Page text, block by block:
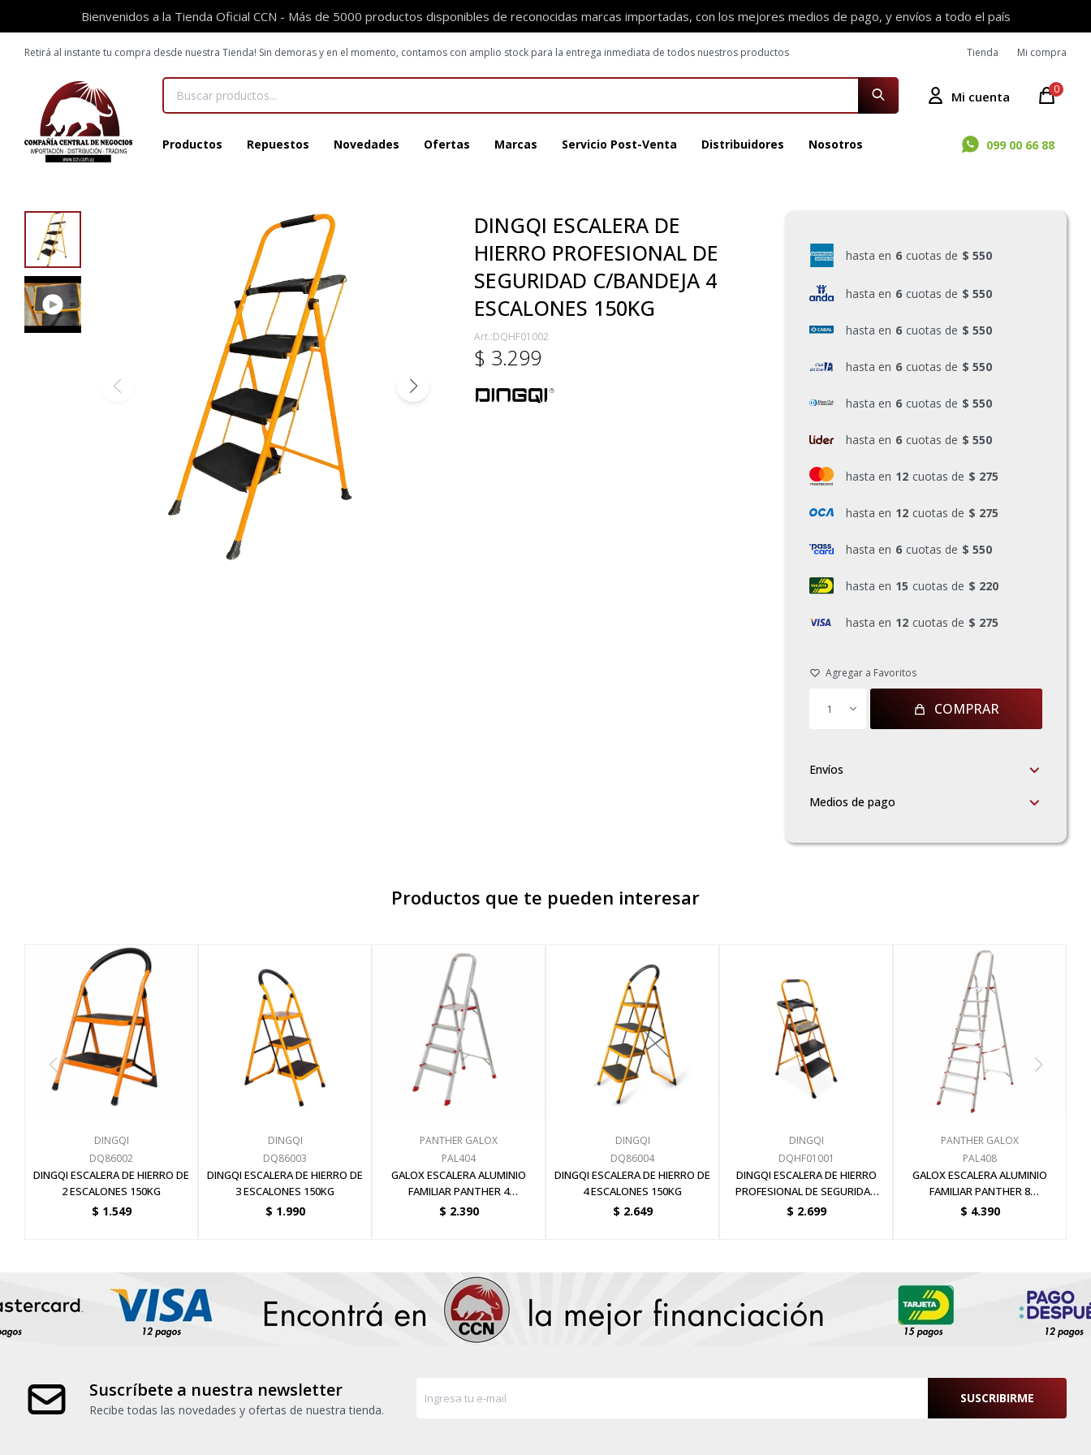
Bienvenidos a la Tienda Oficial CCN - Más de 5000 productos disponibles de reconocidas marcas importadas, con los mejores medios de pago, y envíos a todo el país
Productos Repuestos Novedades Ofertas Marcas Servicio Post-Venta Distribuidores Nosotros 099 00 66 88
0
Retirá al instante tu compra desde nuestra Tienda! Sin demoras y en el momento, contamos con amplio stock para la entrega inmediata de todos nuestros productos Tienda Mi compra
DINGQI ESCALERA DE
HIERRO PROFESIONAL DE
SEGURIDAD C/BANDEJA 4
ESCALONES 150KG
DQHF01002
$ 3.299
hasta en 6 cuotas de $ 550
hasta en 6 cuotas de $ 550
hasta en 6 cuotas de $ 550
hasta en 6 cuotas de $ 550
hasta en 6 cuotas de $ 550
hasta en 6 cuotas de $ 550
hasta en 12 cuotas de $ 275
hasta en 12 cuotas de $ 275
hasta en 6 cuotas de $ 550
hasta en 15 cuotas de $ 220
hasta en 12 cuotas de $ 275
1 COMPRAR
Envíos
Medios de pago
Productos que te pueden interesar
DINGQI
DQ86002
DINGQI ESCALERA DE HIERRO DE
2 ESCALONES 150KG
$ 1.549
DINGQI
DQ86003
DINGQI ESCALERA DE HIERRO DE
3 ESCALONES 150KG
$ 1.990
PANTHER GALOX
PAL404
GALOX ESCALERA ALUMINIO
FAMILIAR PANTHER 4
ESCALONES
$ 2.390
DINGQI
DQ86004
DINGQI ESCALERA DE HIERRO DE
4 ESCALONES 150KG
$ 2.649
DINGQI
DQHF01001
DINGQI ESCALERA DE HIERRO
PROFESIONAL DE SEGURIDAD
C/BANDEJA 3 ESCALONES 150KG
$ 2.699
PANTHER GALOX
PAL408
GALOX ESCALERA ALUMINIO
FAMILIAR PANTHER 8
ESCALONES
$ 4.390
Suscríbete a nuestra newsletter
Recibe todas las novedades y ofertas de nuestra tienda.
SUSCRIBIRME